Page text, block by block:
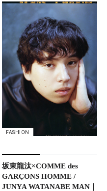
FASHION
坂東龍汰×COMME des
GARÇONS HOMME /
JUNYA WATANABE MAN｜